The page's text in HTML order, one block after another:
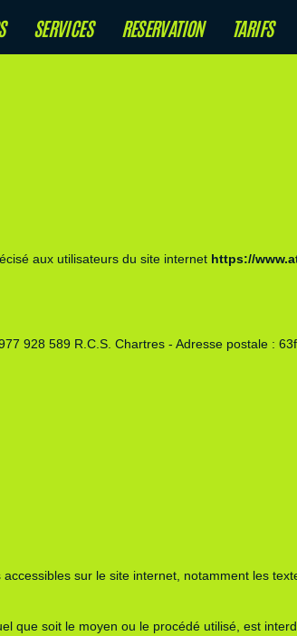
SERVICES RESERVATION TARIFS
aux utilisateurs du site internet https://
928 589 R.C.S. Chartres - Adresse postale :
sur le site internet, notamment les
que soit le moyen ou le procédé utilisé, est